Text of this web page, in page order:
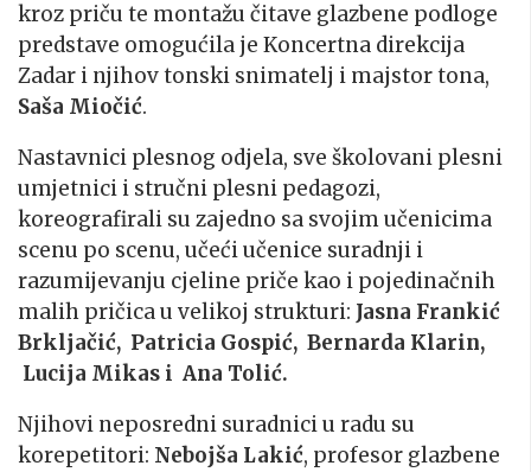
kroz priču te montažu čitave glazbene podloge
predstave omogućila je Koncertna direkcija
Zadar i njihov tonski snimatelj i majstor tona,
Saša Miočić.
Nastavnici plesnog odjela, sve školovani plesni
umjetnici i stručni plesni pedagozi,
koreografirali su zajedno sa svojim učenicima
scenu po scenu, učeći učenice suradnji i
razumijevanju cjeline priče kao i pojedinačnih
malih pričica u velikoj strukturi: Jasna Frankić
Brkljačić, Patricia Gospić, Bernarda Klarin,
Lucija Mikas i Ana Tolić.
Njihovi neposredni suradnici u radu su
korepetitori: Nebojša Lakić, profesor glazbene